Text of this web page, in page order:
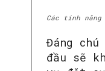
Các tính năng
Đáng
đầu sẽ